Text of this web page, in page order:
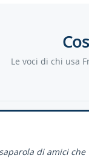
Le voci di chi usa
di amici che